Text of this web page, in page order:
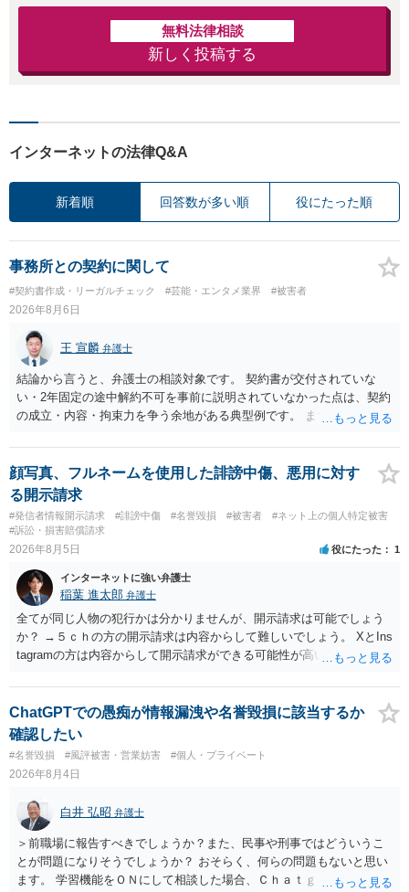
無料法律相談
新しく投稿する
インターネットの法律Q&A
新着順 回答数が多い順 役にたった順
事務所との契約に関して
#契約書作成・リーガルチェック #芸能・エンタメ業界 #被害者
2026年8月6日
王 宣麟 弁護士
結論から言うと、弁護士の相談対象です。 契約書が交付されていな
い・2年固定の途中解約不可を事前に説明されていなかった点は、契約
の成立・内容・拘束力を争う余地がある典型例です。 まずは、運営と
みてはいかがでしょうか。 また同時並行で（もしまだされていないの
であれば）書面で退所意思の明確化はしておくべきだと考えます。
顔写真、フルネームを使用した誹謗中傷、悪用に対す
る開示請求
#発信者情報開示請求 #誹謗中傷 #名誉毀損 #被害者
#ネット上の個人特定被害
#訴訟・損害賠償請求
2026年8月5日 役にたった 1
インターネットに強い弁護士
稲葉 進太郎 弁護士
全てが同じ人物の犯行かは分かりませんが、開示請求は可能でしょう
か？ →５ｃｈの方の開示請求は内容からして難しいでしょう。 XとIns
tagramの方は内容からして開示請求ができる可能性が高いでしょう。
いでしょう。７月中にアカウントが削除されている場合、今から進め
ても失敗する可能性が高いように思われます。 相手を特定できた場
合、相手に全ての弁護士費用を負担させることは可能でしょうか？ →
訴訟外の交渉で相手方が認めれば負担させることができるでしょう。
訴訟で判決となった場合は、実際の弁護士費用が認められる場合と認
められない場合があり何ともいえないところでしょう。
ChatGPTでの愚痴が情報漏洩や名誉毀損に該当するか
確認したい
#名誉毀損 #風評被害・営業妨害 #個人・プライベート
2026年8月4日
白井 弘昭 弁護士
＞前職場に報告すべきでしょうか？また、民事や刑事ではどういうこ
とが問題になりそうでしょうか？ おそらく、何らの問題もないと思い
ます。 学習機能をＯＮにして相談した場合、Ｃｈａｔｇｐｔがｏｐｅ